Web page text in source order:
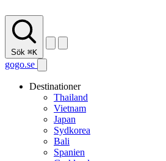
Sök ⌘K
gogo.se
Destinationer
Thailand
Vietnam
Japan
Sydkorea
Bali
Spanien